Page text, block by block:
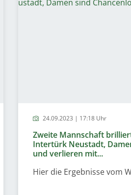
24.09.2023 | 17:18 Uhr
Zweite Mannschaft
Intertürk Neustadt,
und verlieren mit...
Hier die Ergebnisse vom